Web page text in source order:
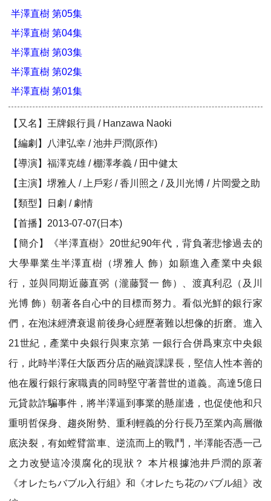
半澤直樹 第05集
半澤直樹 第04集
半澤直樹 第03集
半澤直樹 第02集
半澤直樹 第01集
【又名】王牌銀行員 / Hanzawa Naoki
【編劇】八津弘幸 / 池井戸潤(原作)
【導演】福澤克雄 / 棚澤孝義 / 田中健太
【主演】堺雅人 / 上戶彩 / 香川照之 / 及川光博 / 片岡愛之助
【類型】日劇 / 劇情
【首播】2013-07-07(日本)
【簡介】《半澤直樹》20世紀90年代，背負著悲慘過去的
大學畢業生半澤直樹（堺雅人 飾）如願進入產業中央銀
行，並與同期近藤直弼（瀧藤賢一 飾）、渡真利忍（及川
光博 飾）朝著各自心中的目標而努力。看似光鮮的銀行家
們，在泡沫經濟衰退前後身心經歷著難以想像的折磨。進入
21世紀，產業中央銀行與東京第 一銀行合併爲東京中央銀
行，此時半澤任大阪西分店的融資課課長，堅信人性本善的
他在履行銀行家職責的同時堅守著普世的道義。高達5億日
元貸款詐騙事件，將半澤逼到事業的懸崖邊，也促使他和只
重明哲保身、趨炎附勢、重利輕義的分行長乃至業內高層徹
底決裂，有如螳臂當車、逆流而上的戰鬥，半澤能否憑一己
之力改變這冷漠腐化的現狀？ 本片根據池井戶潤的原著
《オレたちバブル入行組》和《オレたち花のバブル組》改